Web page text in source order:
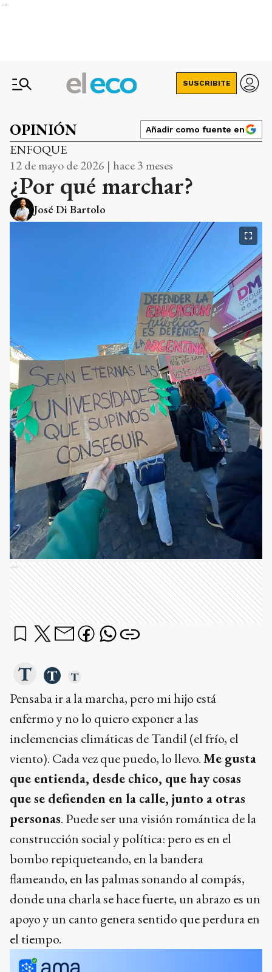
Ads
SUSCRIBITE
OPINIÓN Añadir como fuente en
ENFOQUE
12 de mayo de 2026 | hace 3 meses
¿Por qué marchar?
José Di Bartolo
Ads
Pensaba ir a la marcha, pero mi hijo está
enfermo y no lo quiero exponer a las
inclemencias climáticas de Tandil (el frío, el
viento). Cada vez que puedo, lo llevo.Me gusta
que entienda, desde chico, que hay cosas
que se defienden en la calle, junto a otras
personas. Puede ser una visión romántica de la
construcción social y política: pero es en el
bombo repiqueteando, en la bandera
flameando, en las palmas sonando al compás,
donde una charla se hace fuerte, un abrazo es un
apoyo y un canto genera sentido que perdura en
el tiempo.